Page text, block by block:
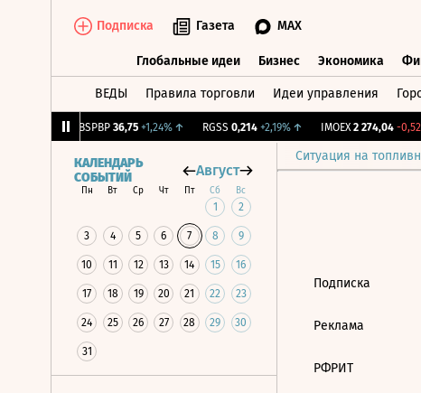
Подписка Газета MAX
Глобальные идеи Бизнес Экономика
ВЕДЫ Правила торговли Идеи управления
BSPBP 36,75 +1,24%↑ RGSS 0,214 +2,19%↑ IMOEX 2 274,04 -0,52%
Ситуация на
КАЛЕНДАРЬ
СОБЫТИЙ
Август
Пн Вт Ср Чт Пт Сб Вс
1 2
3 4 5 6 7 8 9
10 11 12 13 14 15 16
17 18 19 20 21 22 23
24 25 26 27 28 29 30
31
Подписка
Реклама
РФРИТ